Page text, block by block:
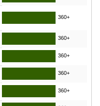
360+
360+
360+
360+
360+